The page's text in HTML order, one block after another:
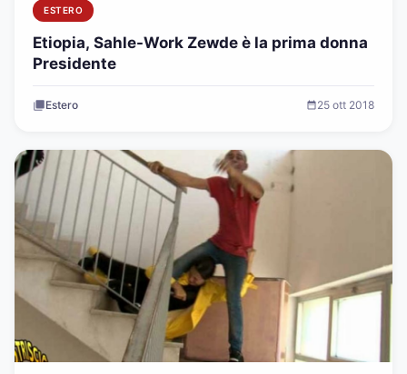
ESTERO
Etiopia, Sahle-Work Zewde è la prima donna
Presidente
Estero 25 ott 2018